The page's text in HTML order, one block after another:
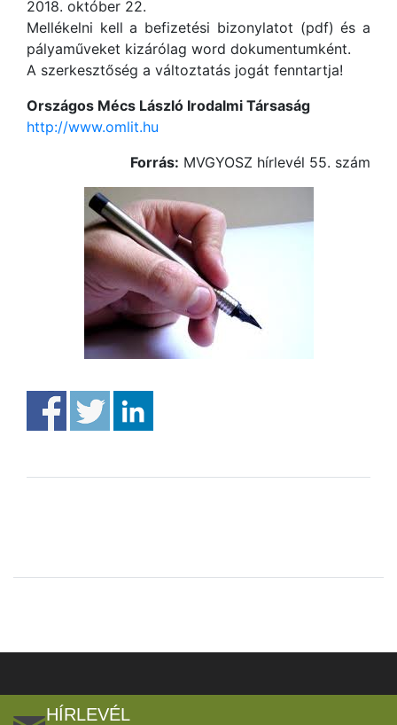
2018. október 22.
Mellékelni kell a befizetési bizonylatot (pdf) és a
pályaműveket kizárólag word dokumentumként.
A szerkesztőség a változtatás jogát fenntartja!
Országos Mécs László Irodalmi Társaság
http://www.omlit.hu
Forrás: MVGYOSZ hírlevél 55. szám
HÍRLEVÉL